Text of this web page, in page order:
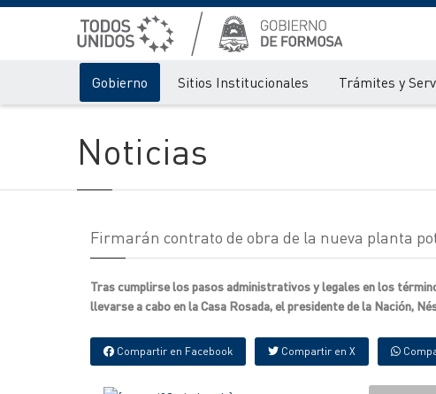
Gobierno Sitios Institucionales Trámites y
Noticias
Firmarán contrato de obra de la nueva planta
Tras cumplirse los pasos administrativos y legales en los
llevarse a cabo en la Casa Rosada, el presidente de la Nación,
Compartir en Facebook Compartir en X